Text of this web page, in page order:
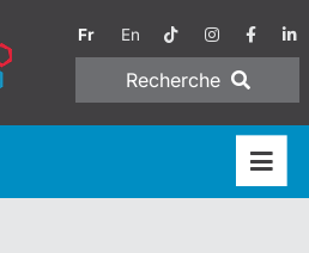
Fr En
Recherche